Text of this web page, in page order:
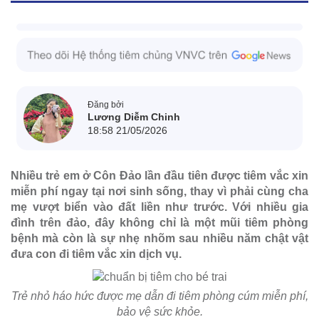
Đăng bởi
Lương Diễm Chinh
18:58 21/05/2026
Nhiều trẻ em ở Côn Đảo lần đầu tiên được tiêm vắc xin
miễn phí ngay tại nơi sinh sống, thay vì phải cùng cha
mẹ vượt biển vào đất liền như trước. Với nhiều gia
đình trên đảo, đây không chỉ là một mũi tiêm phòng
bệnh mà còn là sự nhẹ nhõm sau nhiều năm chật vật
đưa con đi tiêm vắc xin dịch vụ.
Trẻ nhỏ háo hức được mẹ dẫn đi tiêm phòng cúm miễn phí,
bảo vệ sức khỏe.